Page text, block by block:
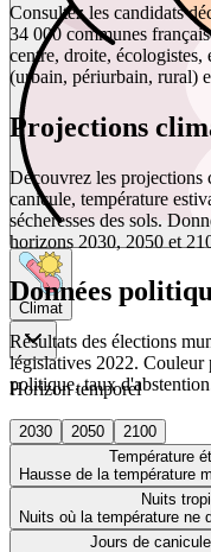
Climat
Horizon temporel
2030 2050
2100
Température
Hausse de la température
Nuits
Nuits où la température ne
Jours de canicule
Consultez les candidats
34 000 communes
centre, droite,
(urbain, périurbain, rural)
Projections
Découvrez les projections
canicule, température
sécheresses des sols.
horizons 2030, 2050 et
Données
Résultats des élections
législatives 2022.
politique, taux